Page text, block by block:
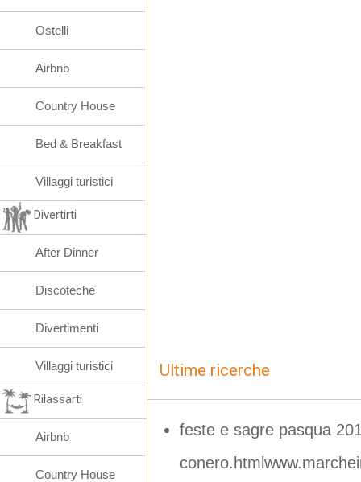
Ultime ricerche
feste e sagre pasqua
Ostelli
Airbnb
Country House
Bed & Breakfast
Villaggi turistici
Divertirti
After Dinner
Discoteche
Divertimenti
Villaggi turistici
Rilassarti
Airbnb
Country House